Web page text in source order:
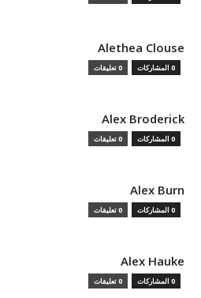
Alethea Clouse
0 المشاركات 0 تعليقات
Alex Broderick
0 المشاركات 0 تعليقات
Alex Burn
0 المشاركات 0 تعليقات
Alex Hauke
0 المشاركات 0 تعليقات